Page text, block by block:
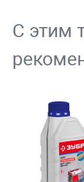
С этим